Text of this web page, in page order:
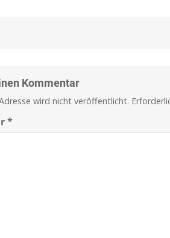
Kommentar
wird nicht veröffentlicht.
*